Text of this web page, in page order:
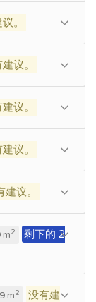
。
议。
议。
议。
建议。
m2
剩下的 2
m2
没有建